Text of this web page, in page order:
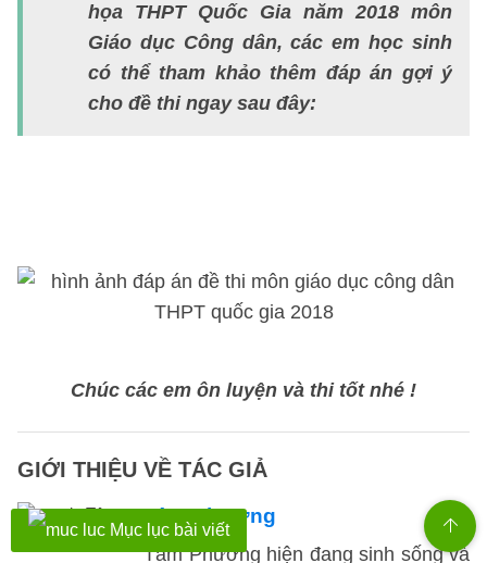
họa THPT Quốc Gia năm 2018 môn
Giáo dục Công dân, các em học sinh
có thể tham khảo thêm đáp án gợi ý
cho đề thi ngay sau đây:
Chúc các em ôn luyện và thi tốt nhé !
GIỚI THIỆU VỀ TÁC GIẢ
Tâm Phương
Tâm Phương hiện đang sinh sống và
Mục lục bài viết